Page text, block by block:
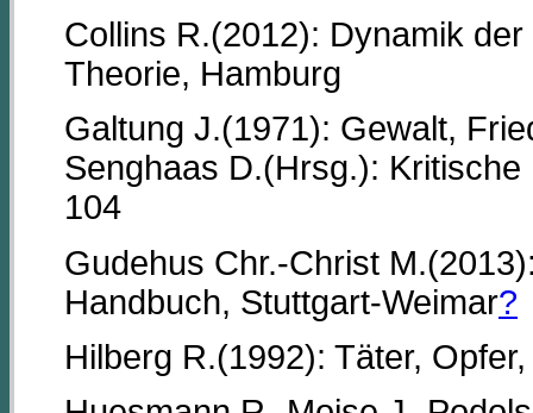
Collins R.(2012): Dynamik
Theorie, Hamburg
Galtung J.(1971): Gewalt,
Senghaas D.(Hrsg.):
104
Gudehus Chr.-Christ
Handbuch, Stuttgart-Weimar?
Hilberg R.(1992): Täter,